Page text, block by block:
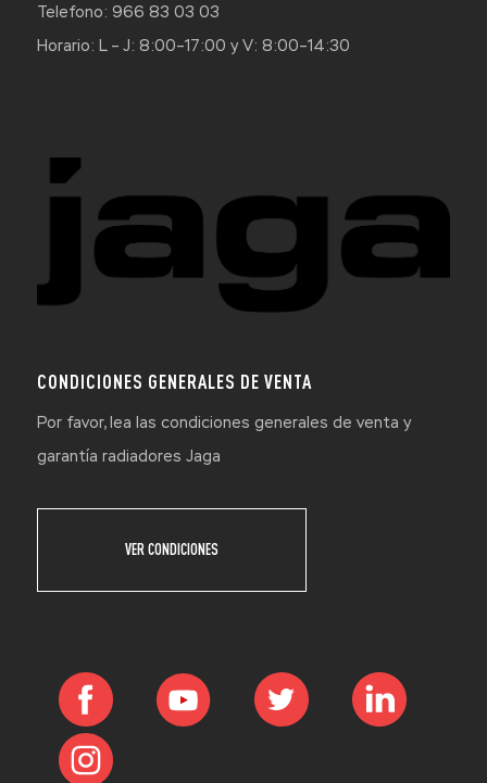
Telefono: 966 83 03 03
Horario: L – J: 8:00–17:00 y V: 8:00–14:30
CONDICIONES GENERALES DE VENTA
Por favor, lea las condiciones generales de venta y
garantía radiadores Jaga
VER CONDICIONES